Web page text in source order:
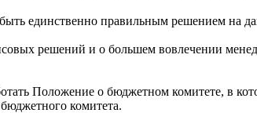
единственно правильным решением на
решений и о большем вовлечении
Положение о бюджетном комитете, в
комитета.